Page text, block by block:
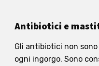
Antibiotici e
Gli antibiotici non
ogni ingorgo. Sono